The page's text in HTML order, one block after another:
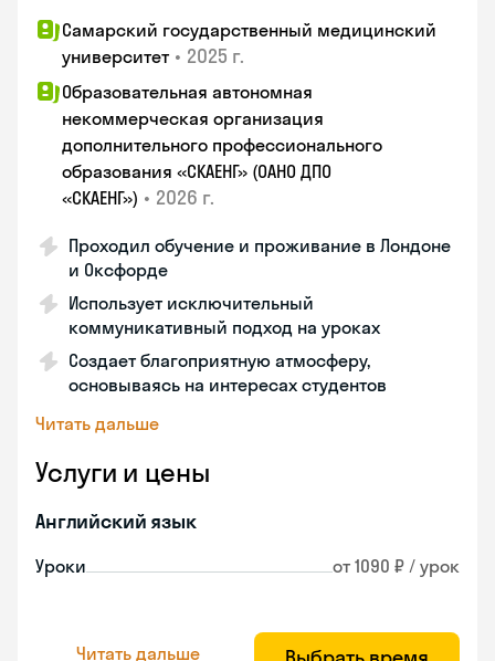
Самарский государственный медицинский
университет • 2025 г.
Образовательная автономная
некоммерческая организация
дополнительного профессионального
образования «СКАЕНГ» (ОАНО ДПО
«СКАЕНГ») • 2026 г.
Проходил обучение и проживание в Лондоне
и Оксфорде
Использует исключительный
коммуникативный подход на уроках
Создает благоприятную атмосферу,
основываясь на интересах студентов
Читать дальше
Услуги и цены
Английский язык
Уроки от 1090 ₽ / урок
Читать дальше